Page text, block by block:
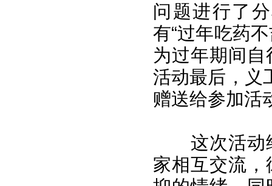
问题进行了
有“过年吃药
为过年期间
活动最后，义
赠送给参加活
这次活动
家相互交流